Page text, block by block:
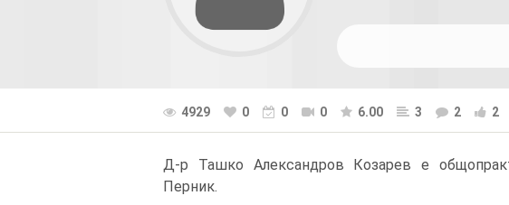
4929 0 0 0 6.00 3 2 2
Д-р Ташко Александров Козарев е
Перник.